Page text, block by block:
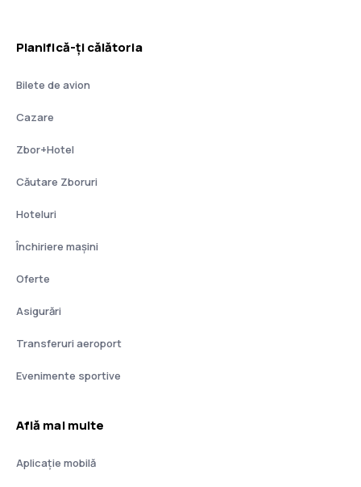
Planifică-ți călătoria
Bilete de avion
Cazare
Zbor+Hotel
Căutare Zboruri
Hoteluri
Închiriere mașini
Oferte
Asigurări
Transferuri aeroport
Evenimente sportive
Află mai multe
Aplicație mobilă